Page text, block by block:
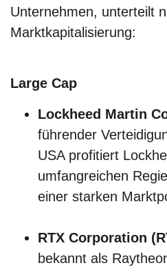
Unternehmen, unterteilt
Marktkapitalisierung:
Large Cap
Lockheed Martin
führender
USA profitiert
umfangreichen
einer starken
RTX Corporation
bekannt als